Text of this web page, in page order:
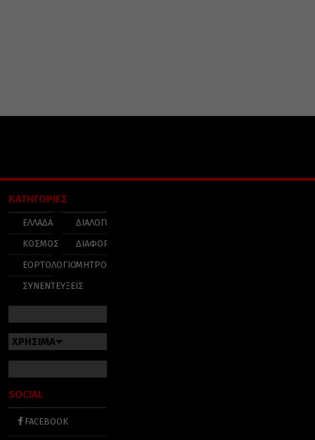
ΚΑΤΗΓΟΡΙΕΣ
ΕΛΛΑΔΑ
ΚΟΣΜΟΣ
ΕΟΡΤΟΛΟΓΙΟ
ΣΥΝΕΝΤΕΥΞΕΙΣ
ΔΙΑΛΟΓΟΣ
ΔΙΑΦΟΡΑ
ΜΗΤΡΟΠΟΛΕΙΣ
ΧΡΗΣΙΜΑ
SOCIAL
FACEBOOK